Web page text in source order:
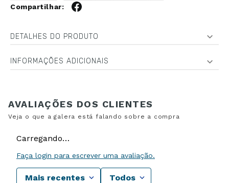
DETALHES DO PRODUTO
INFORMAÇÕES ADICIONAIS
Carregando…
Faça login para escrever uma avaliação.
Mais recentes Todos